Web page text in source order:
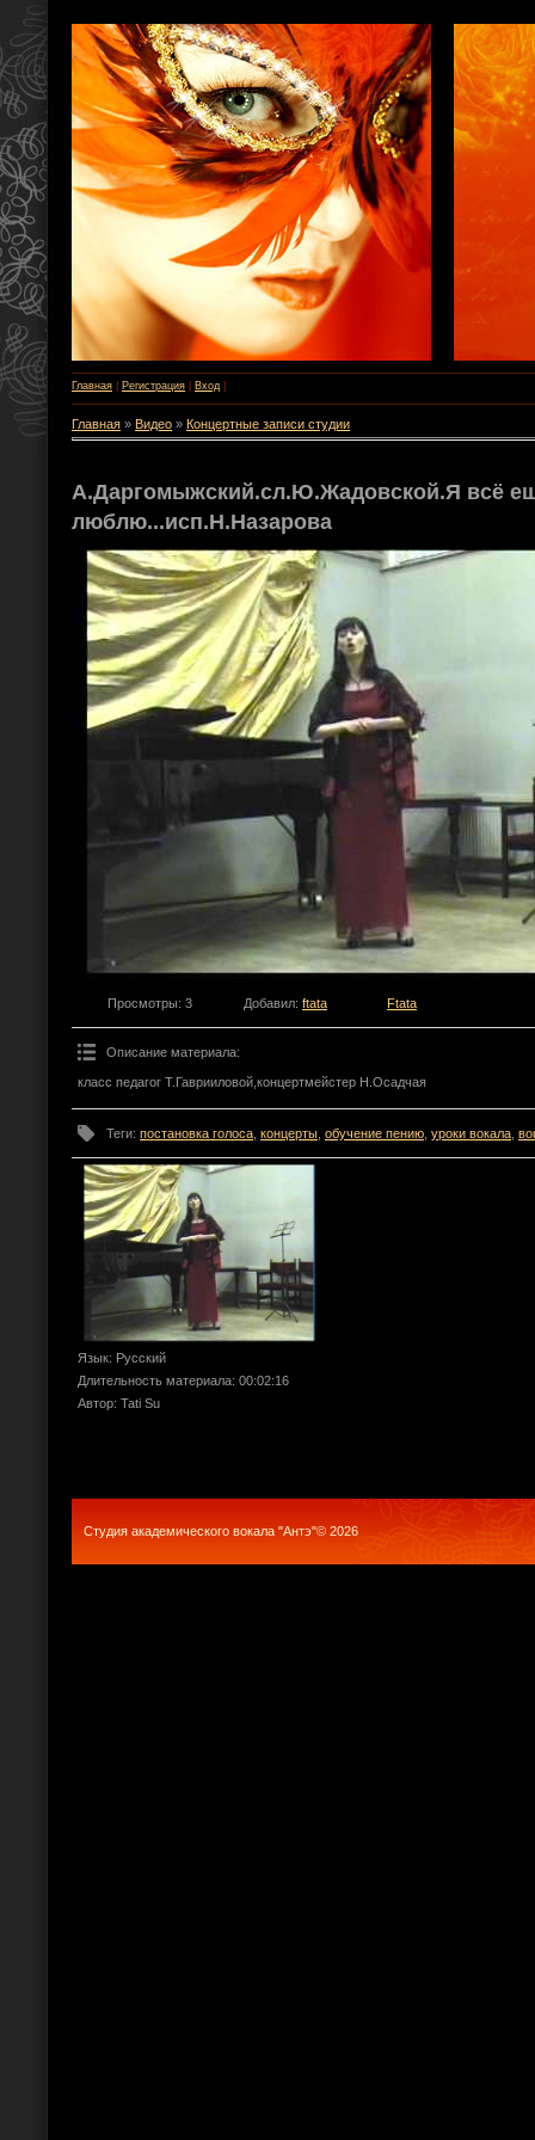
Главная Регистрация Вход
Главная » Видео » Концертные записи студии
А.Даргомыжский.сл.Ю.Жадовской.Я всё
люблю...исп.Н.Назарова
Просмотры: 3 Добавил: ftata Ftata
Описание материала:
класс педагог Т.Гаврииловой,концертмейстер Н.Осадчая
Теги: постановка голоса концерты обучение пению уроки вокала
Язык: Русский
Длительность материала: 00:02:16
Автор: Tati Su
Студия академического вокала "Антэ"© 2026